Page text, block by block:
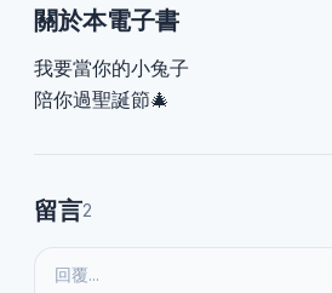
關於本電子書
我要當你的小兔子
陪你過聖誕節🎄
留言2